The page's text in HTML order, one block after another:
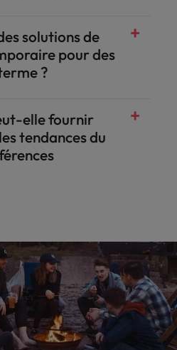
solutions de
pour des
?
elle fournir
tendances du